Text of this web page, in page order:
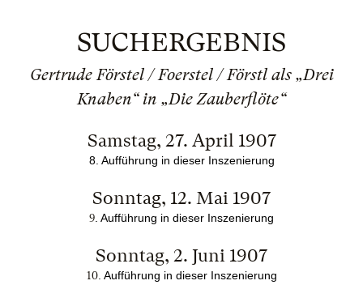
SUCHERGEBNIS
Gertrude Förstel / Foerstel / Förstl als „Drei
Knaben“ in „Die Zauberflöte“
Samstag, 27. April 1907
8. Aufführung in dieser Inszenierung
Sonntag, 12. Mai 1907
9 . Aufführung in dieser Inszenierung
Sonntag, 2. Juni 1907
10. Aufführung in dieser Inszenierung